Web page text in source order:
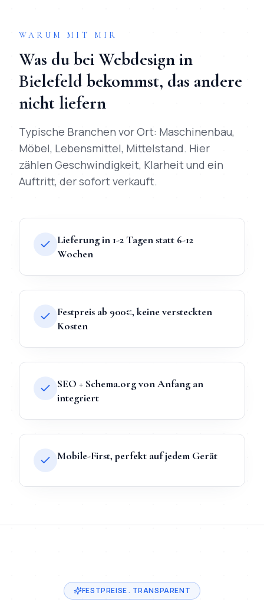
WARUM MIT MIR
Was du beiWebdesignin
Bielefeldbekommst, das andere
nicht liefern
Typische Branchen vor Ort: Maschinenbau,
Möbel, Lebensmittel, Mittelstand. Hier
zählen Geschwindigkeit, Klarheit und ein
Auftritt, der sofort verkauft.
Lieferung in 1-2 Tagen statt 6-12
Wochen
Festpreis ab 900€, keine versteckten
Kosten
SEO + Schema.org von Anfang an
integriert
Mobile-First, perfekt auf jedem Gerät
FESTPREISE . TRANSPARENT